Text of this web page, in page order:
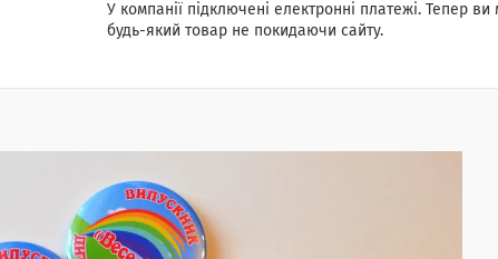
У компанії підключені електронні платежі. Тепер
будь-який товар не покидаючи сайту.